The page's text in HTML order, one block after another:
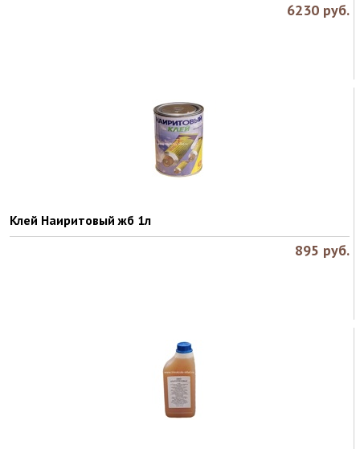
6230 руб.
Клей Наиритовый жб 1л
895 руб.